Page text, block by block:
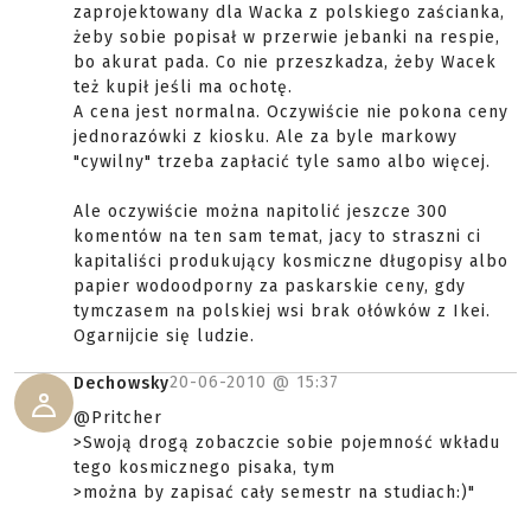
zaprojektowany dla Wacka z polskiego zaścianka,
żeby sobie popisał w przerwie jebanki na respie,
bo akurat pada. Co nie przeszkadza, żeby Wacek
też kupił jeśli ma ochotę.
A cena jest normalna. Oczywiście nie pokona ceny
jednorazówki z kiosku. Ale za byle markowy
"cywilny" trzeba zapłacić tyle samo albo więcej.
Ale oczywiście można napitolić jeszcze 300
komentów na ten sam temat, jacy to straszni ci
kapitaliści produkujący kosmiczne długopisy albo
papier wodoodporny za paskarskie ceny, gdy
tymczasem na polskiej wsi brak ołówków z Ikei.
Ogarnijcie się ludzie.
Dechowsky20-06-2010 @ 15:37
@Pritcher
>Swoją drogą zobaczcie sobie pojemność wkładu
tego kosmicznego pisaka, tym
>można by zapisać cały semestr na studiach:)"